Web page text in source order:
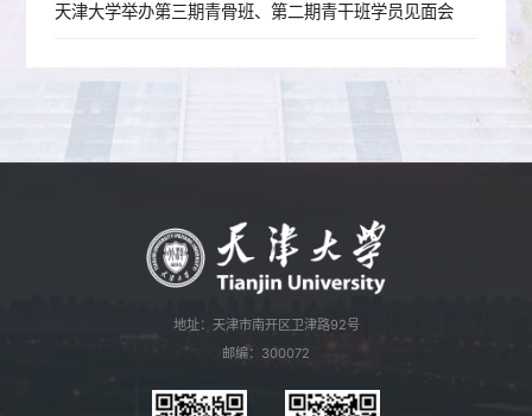
天津大学举办第三期青骨班、第二期青干班学员见面会
地址：天津市南开区卫津路92号
邮编：300072